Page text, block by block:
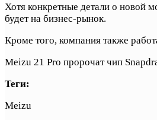
Хотя конкретные детали о новой
будет на бизнес-рынок.
Кроме того, компания также
Meizu 21 Pro пророчат чип
Теги:
Meizu